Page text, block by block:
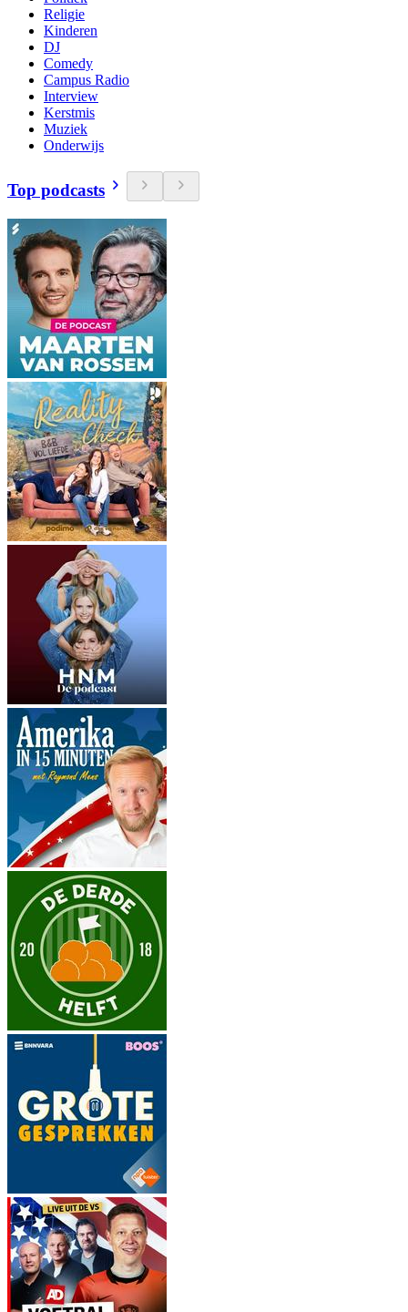
Religie
Kinderen
DJ
Comedy
Campus Radio
Interview
Kerstmis
Muziek
Onderwijs
Top podcasts